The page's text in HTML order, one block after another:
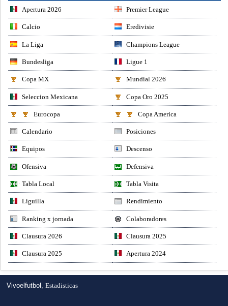
Apertura 2026 Premier League
Calcio Eredivisie
La Liga Champions League
Bundesliga Ligue 1
Copa MX Mundial 2026
Seleccion Mexicana Copa Oro 2025
Eurocopa Copa America
Calendario Posiciones
Equipos Descenso
Ofensiva Defensiva
Tabla Local Tabla Visita
Liguilla Rendimiento
Ranking x jornada Colaboradores
Clausura 2026 Clausura 2025
Clausura 2025 Apertura 2024
Vivoelfutbol,Estadisticas